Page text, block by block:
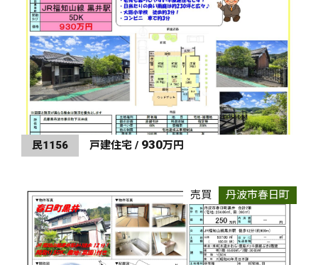
民1156 戸建住宅 / 930万円
売買 丹波市春日町